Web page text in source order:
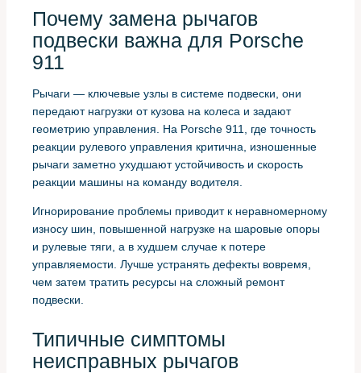
Почему замена рычагов
подвески важна для Porsche
911
Рычаги — ключевые узлы в системе подвески, они
передают нагрузки от кузова на колеса и задают
геометрию управления. На Porsche 911, где точность
реакции рулевого управления критична, изношенные
рычаги заметно ухудшают устойчивость и скорость
реакции машины на команду водителя.
Игнорирование проблемы приводит к неравномерному
износу шин, повышенной нагрузке на шаровые опоры
и рулевые тяги, а в худшем случае к потере
управляемости. Лучше устранять дефекты вовремя,
чем затем тратить ресурсы на сложный ремонт
подвески.
Типичные симптомы
неисправных рычагов